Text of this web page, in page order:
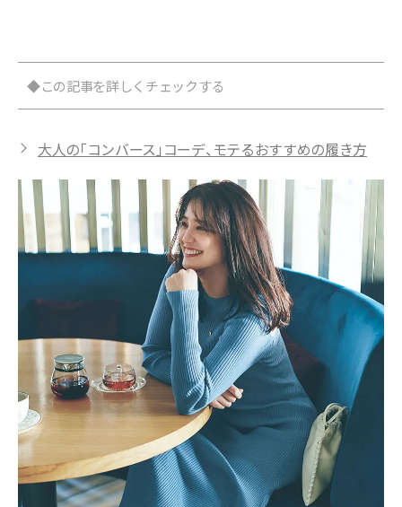
◆この記事を詳しくチェックする
大人の「コンバース」コーデ、モテるおすすめの履き方